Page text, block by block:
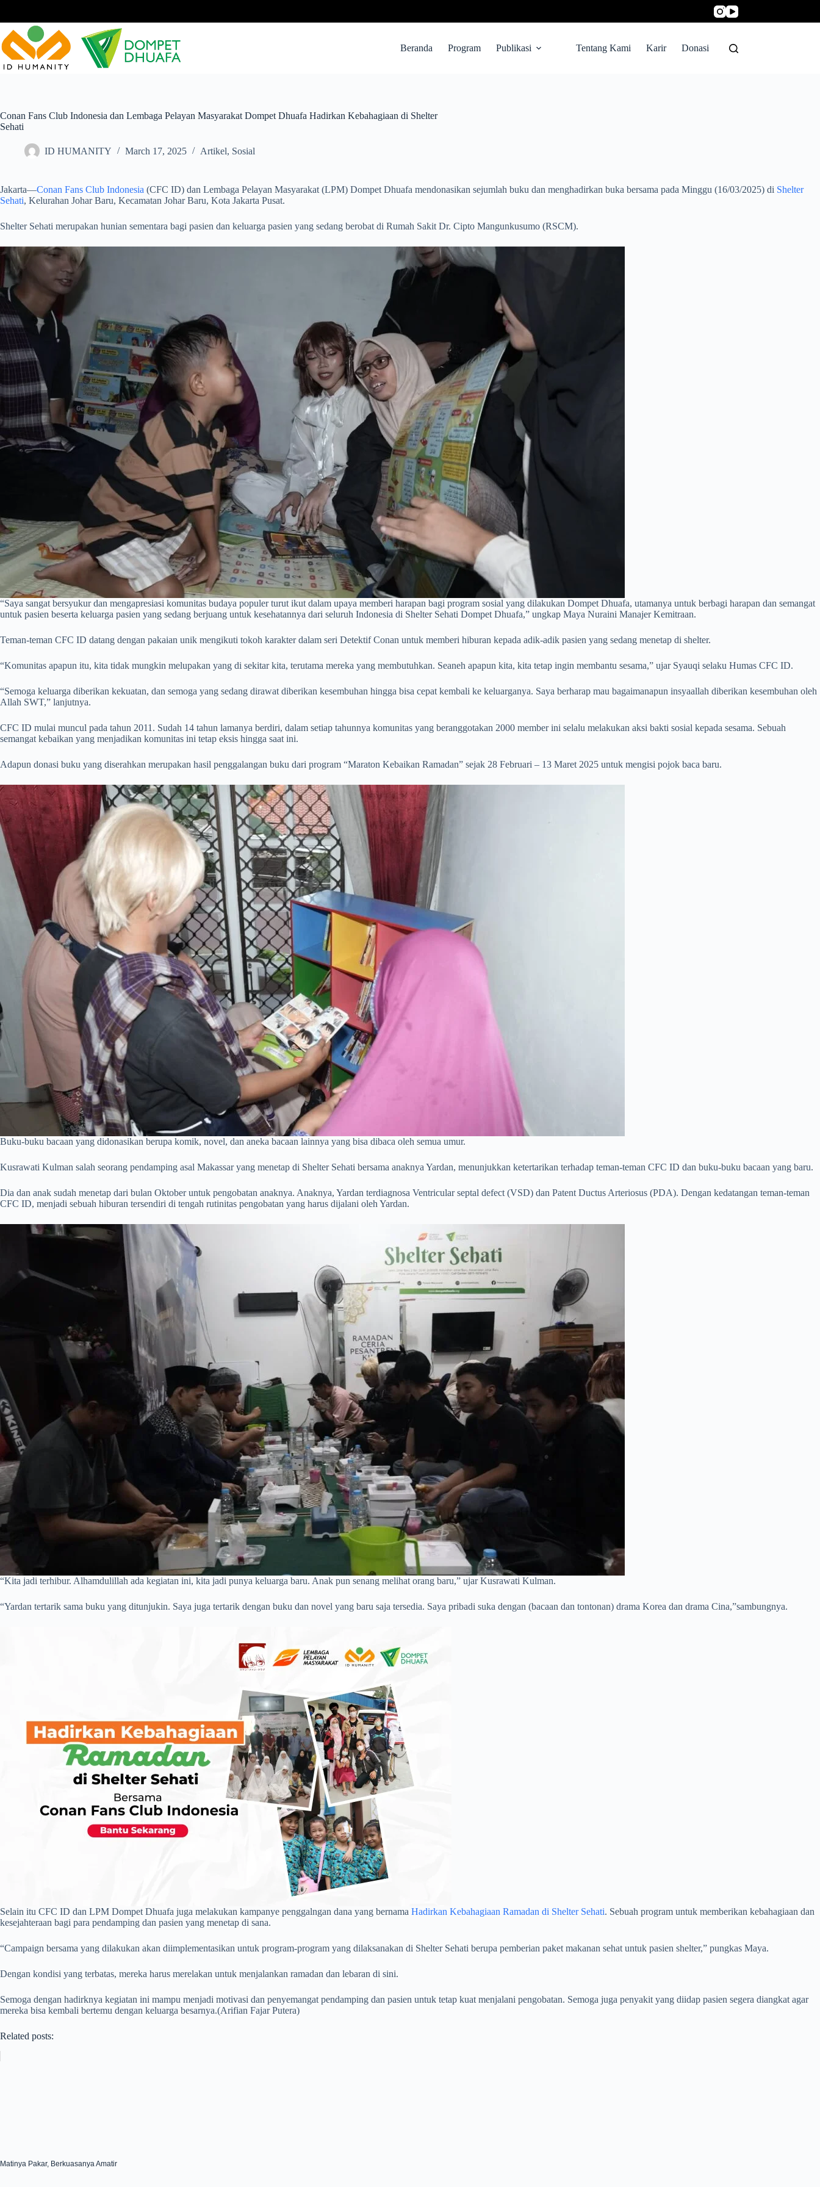
Beranda Program Publikasi Tentang Kami Karir Donasi
Conan Fans Club Indonesia dan Lembaga Pelayan Masyarakat Dompet Dhuafa Hadirkan Kebahagiaan di Shelter
Sehati
ID HUMANITY March 17, 2025 Artikel, Sosial
Jakarta—Conan Fans Club Indonesia (CFC ID) dan Lembaga Pelayan Masyarakat (LPM) Dompet Dhuafa mendonasikan sejumlah buku dan menghadirkan buka bersama pada Minggu (16/03/2025) di Shelter
Sehati, Kelurahan Johar Baru, Kecamatan Johar Baru, Kota Jakarta Pusat.
Shelter Sehati merupakan hunian sementara bagi pasien dan keluarga pasien yang sedang berobat di Rumah Sakit Dr. Cipto Mangunkusumo (RSCM).
“Saya sangat bersyukur dan mengapresiasi komunitas budaya populer turut ikut dalam upaya memberi harapan bagi program sosial yang dilakukan Dompet Dhuafa, utamanya untuk berbagi harapan dan semangat
untuk pasien beserta keluarga pasien yang sedang berjuang untuk kesehatannya dari seluruh Indonesia di Shelter Sehati Dompet Dhuafa,” ungkap Maya Nuraini Manajer Kemitraan.
Teman-teman CFC ID datang dengan pakaian unik mengikuti tokoh karakter dalam seri Detektif Conan untuk memberi hiburan kepada adik-adik pasien yang sedang menetap di shelter.
“Komunitas apapun itu, kita tidak mungkin melupakan yang di sekitar kita, terutama mereka yang membutuhkan. Seaneh apapun kita, kita tetap ingin membantu sesama,” ujar Syauqi selaku Humas CFC ID.
“Semoga keluarga diberikan kekuatan, dan semoga yang sedang dirawat diberikan kesembuhan hingga bisa cepat kembali ke keluarganya. Saya berharap mau bagaimanapun insyaallah diberikan kesembuhan oleh
Allah SWT,” lanjutnya.
CFC ID mulai muncul pada tahun 2011. Sudah 14 tahun lamanya berdiri, dalam setiap tahunnya komunitas yang beranggotakan 2000 member ini selalu melakukan aksi bakti sosial kepada sesama. Sebuah
semangat kebaikan yang menjadikan komunitas ini tetap eksis hingga saat ini.
Adapun donasi buku yang diserahkan merupakan hasil penggalangan buku dari program “Maraton Kebaikan Ramadan” sejak 28 Februari – 13 Maret 2025 untuk mengisi pojok baca baru.
Buku-buku bacaan yang didonasikan berupa komik, novel, dan aneka bacaan lainnya yang bisa dibaca oleh semua umur.
Kusrawati Kulman salah seorang pendamping asal Makassar yang menetap di Shelter Sehati bersama anaknya Yardan, menunjukkan ketertarikan terhadap teman-teman CFC ID dan buku-buku bacaan yang baru.
Dia dan anak sudah menetap dari bulan Oktober untuk pengobatan anaknya. Anaknya, Yardan terdiagnosa Ventricular septal defect (VSD) dan Patent Ductus Arteriosus (PDA). Dengan kedatangan teman-teman
CFC ID, menjadi sebuah hiburan tersendiri di tengah rutinitas pengobatan yang harus dijalani oleh Yardan.
“Kita jadi terhibur. Alhamdulillah ada kegiatan ini, kita jadi punya keluarga baru. Anak pun senang melihat orang baru,” ujar Kusrawati Kulman.
“Yardan tertarik sama buku yang ditunjukin. Saya juga tertarik dengan buku dan novel yang baru saja tersedia. Saya pribadi suka dengan (bacaan dan tontonan) drama Korea dan drama Cina,”sambungnya.
Selain itu CFC ID dan LPM Dompet Dhuafa juga melakukan kampanye penggalngan dana yang bernama Hadirkan Kebahagiaan Ramadan di Shelter Sehati. Sebuah program untuk memberikan kebahagiaan dan
kesejahteraan bagi para pendamping dan pasien yang menetap di sana.
“Campaign bersama yang dilakukan akan diimplementasikan untuk program-program yang dilaksanakan di Shelter Sehati berupa pemberian paket makanan sehat untuk pasien shelter,” pungkas Maya.
Dengan kondisi yang terbatas, mereka harus merelakan untuk menjalankan ramadan dan lebaran di sini.
Semoga dengan hadirknya kegiatan ini mampu menjadi motivasi dan penyemangat pendamping dan pasien untuk tetap kuat menjalani pengobatan. Semoga juga penyakit yang diidap pasien segera diangkat agar
mereka bisa kembali bertemu dengan keluarga besarnya.(Arifian Fajar Putera)
Related posts:
Matinya Pakar, Berkuasanya Amatir